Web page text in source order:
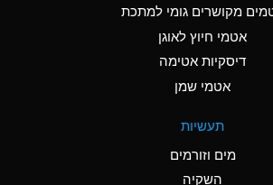
Ammonia
D
Ammonia
D
Ammonia
מקושרים גומי למתכת
אטמי חיוץ לאוגן
דיסקיות אטימה
אטמי שמן
תעשיות
מים וזורמים
השקיה